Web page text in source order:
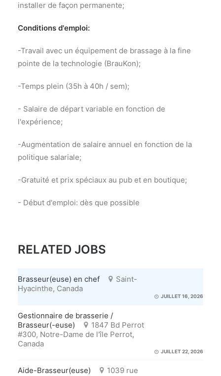
installer de façon permanente;
Conditions d'emploi:
-Travail avec un équipement de brassage à la fine
pointe de la technologie (BrauKon);
-Temps plein (35h à 40h / sem);
- Salaire de départ variable en fonction de
l'expérience;
-Augmentation de salaire annuel en fonction de la
politique salariale;
-Gratuité et prix spéciaux au pub et en boutique;
- Début d'emploi: dès que possible
RELATED JOBS
Brasseur(euse) en chef
Saint-
Hyacinthe, Canada
JUILLET 16, 2026
Gestionnaire de brasserie /
Brasseur(-euse)
1847 Bd Perrot
#300, Notre-Dame de l'île Perrot,
Canada
JUILLET 22, 2026
Aide-Brasseur(euse)
1039 rue